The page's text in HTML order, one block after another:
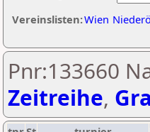
Vereinslisten:Wien
Pnr:133660
Zeitreihe,